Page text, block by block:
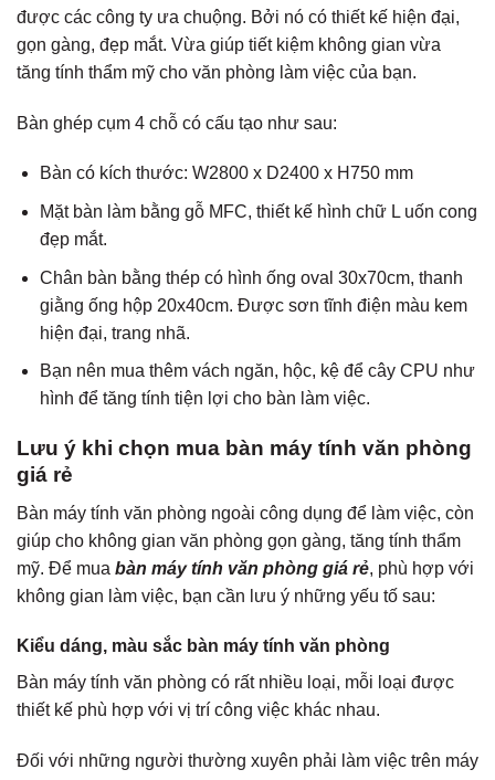
được các công ty ưa chuộng. Bởi nó có thiết kế hiện đại,
gọn gàng, đẹp mắt. Vừa giúp tiết kiệm không gian vừa
tăng tính thẩm mỹ cho văn phòng làm việc của bạn.
Bàn ghép cụm 4 chỗ có cấu tạo như sau:
Bàn có kích thước: W2800 x D2400 x H750 mm
Mặt bàn làm bằng gỗ MFC, thiết kế hình chữ L uốn cong
đẹp mắt.
Chân bàn bằng thép có hình ống oval 30x70cm, thanh
giằng ống hộp 20x40cm. Được sơn tĩnh điện màu kem
hiện đại, trang nhã.
Bạn nên mua thêm vách ngăn, hộc, kệ để cây CPU như
hình để tăng tính tiện lợi cho bàn làm việc.
Lưu ý khi chọn mua bàn máy tính văn phòng
giá rẻ
Bàn máy tính văn phòng ngoài công dụng để làm việc, còn
giúp cho không gian văn phòng gọn gàng, tăng tính thẩm
mỹ. Để mua bàn máy tính văn phòng giá rẻ, phù hợp với
không gian làm việc, bạn cần lưu ý những yếu tố sau:
Kiểu dáng, màu sắc bàn máy tính văn phòng
Bàn máy tính văn phòng có rất nhiều loại, mỗi loại được
thiết kế phù hợp với vị trí công việc khác nhau.
Đối với những người thường xuyên phải làm việc trên máy